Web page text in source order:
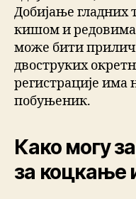
Добијање гладних
кишом и редовима
може бити
двоструких
регистрације има
побуњеник.
Како могу
за коцкање